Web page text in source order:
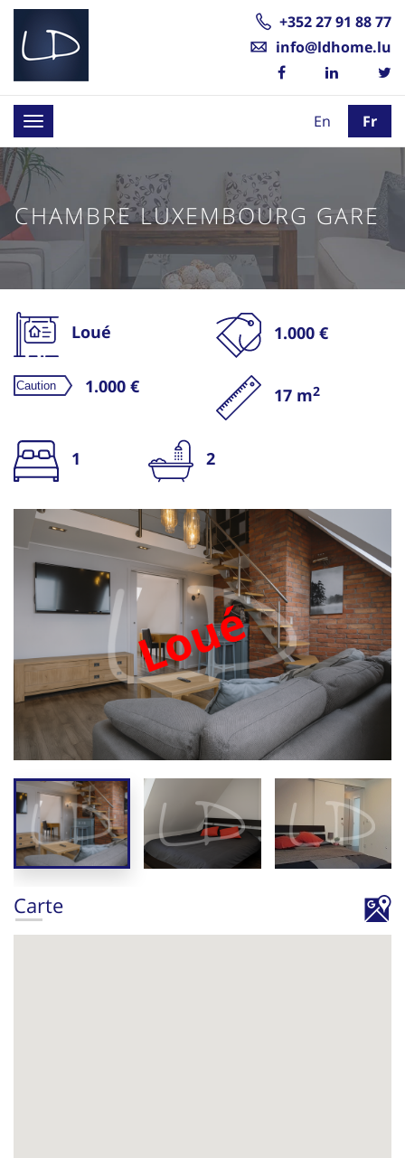
+352 27 91 88 77
info@ldhome.lu
Toggle
navigation
En Fr
CHAMBRE LUXEMBOURG GARE
Loué 1.000 €
1.000 € 17 m2
1 2
Loué
Carte